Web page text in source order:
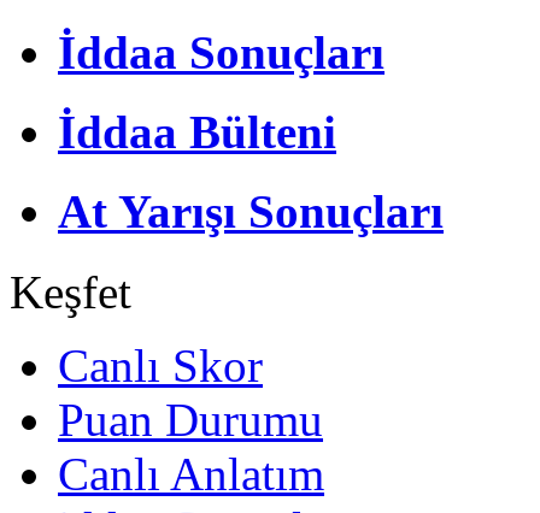
İddaa Sonuçları
İddaa Bülteni
At Yarışı Sonuçları
Keşfet
Canlı Skor
Puan Durumu
Canlı Anlatım